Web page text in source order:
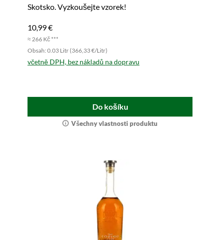
Skotsko. Vyzkoušejte vzorek!
10,99 €
≈ 266 Kč ***
Obsah: 0.03 Litr (366,33 €/Litr)
včetně DPH, bez nákladů na dopravu
Do košíku
Všechny vlastnosti produktu